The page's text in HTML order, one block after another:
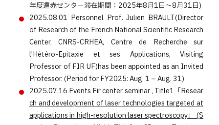
年度遠赤センター滞在期間：2025年8月1日～8月31日)
2025.08.01 Personnel Prof. Julien BRAULT(Director
of Research of the French National Scientific Research
Center, CNRS-CRHEA, Centre de Recherche sur
l’Hétéro-Epitaxie et ses Applications, Visiting
Professor of FIR UF)has been appointed as an Invited
Professor. (Period for FY2025: Aug. 1 – Aug. 31)
2025.07.16 Events Fir center seminar , Title1「Resear
ch and development of laser technologies targeted at
applications in high-resolution laser spectroscopy」 (S